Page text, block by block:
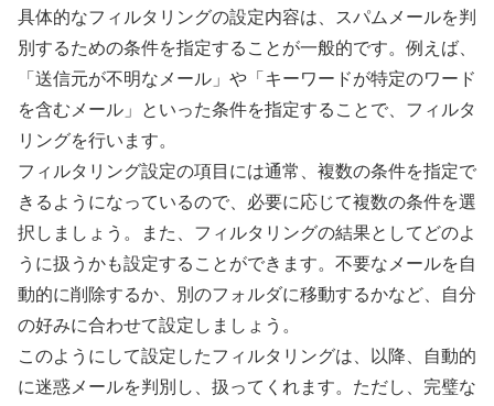
具体的なフィルタリングの設定内容は、スパムメールを判
別するための条件を指定することが一般的です。例えば、
「送信元が不明なメール」や「キーワードが特定のワード
を含むメール」といった条件を指定することで、フィルタ
リングを行います。
フィルタリング設定の項目には通常、複数の条件を指定で
きるようになっているので、必要に応じて複数の条件を選
択しましょう。また、フィルタリングの結果としてどのよ
うに扱うかも設定することができます。不要なメールを自
動的に削除するか、別のフォルダに移動するかなど、自分
の好みに合わせて設定しましょう。
このようにして設定したフィルタリングは、以降、自動的
に迷惑メールを判別し、扱ってくれます。ただし、完璧な